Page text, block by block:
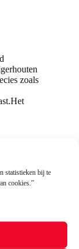
statistieken bij te
cookies.”
zoals